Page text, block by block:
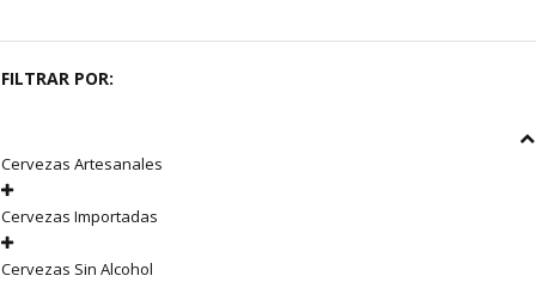
FILTRAR POR:
Cervezas Artesanales
Cervezas Importadas
Cervezas Sin Alcohol